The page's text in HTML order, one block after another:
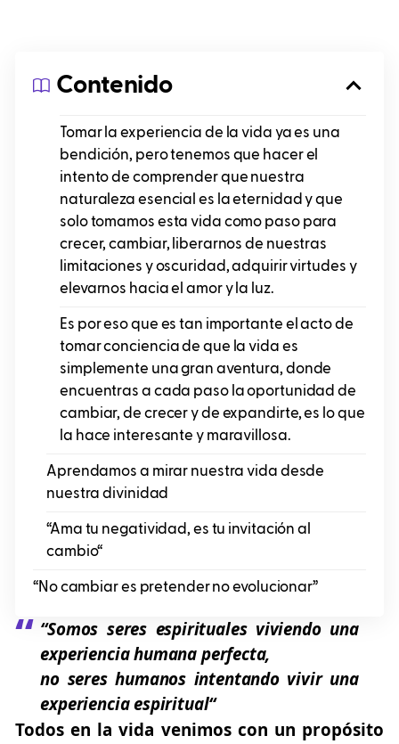
Contenido
Tomar la experiencia de la vida ya es una
bendición, pero tenemos que hacer el
intento de comprender que nuestra
naturaleza esencial es la eternidad y que
solo tomamos esta vida como paso para
crecer, cambiar, liberarnos de nuestras
limitaciones y oscuridad, adquirir virtudes y
elevarnos hacia el amor y la luz.
Es por eso que es tan importante el acto de
tomar conciencia de que la vida es
simplemente una gran aventura, donde
encuentras a cada paso la oportunidad de
cambiar, de crecer y de expandirte, es lo que
la hace interesante y maravillosa.
Aprendamos a mirar nuestra vida desde
nuestra divinidad
“Ama tu negatividad, es tu invitación al
cambio“
“No cambiar es pretender no evolucionar”
“Somos seres espirituales viviendo una
experiencia humana perfecta,
no seres humanos intentando vivir una
experiencia espiritual“
Todos en la vida venimos con un propósito